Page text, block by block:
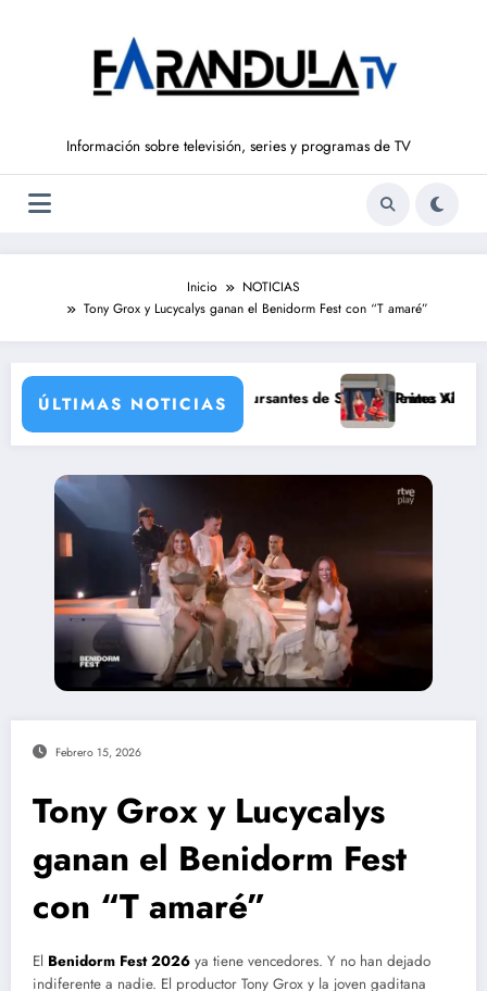
Información sobre televisión, series y programas de TV
Inicio
NOTICIAS
Tony Grox y Lucycalys ganan el Benidorm Fest con “T amaré”
ÚLTIMAS NOTICIAS
grandes estrellas
Icardi, posibles concursantes de Supervivientes All Stars 3
Prime Video estrenará el
Febrero 15, 2026
Tony Grox y Lucycalys
ganan el Benidorm Fest
con “T amaré”
El Benidorm Fest 2026 ya tiene vencedores. Y no han dejado
indiferente a nadie. El productor Tony Grox y la joven gaditana